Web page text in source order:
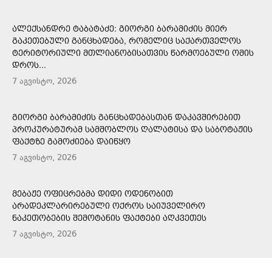
ᲐᲚᲔᲥᲡᲐᲜᲓᲠᲔ ᲢᲐᲑᲐᲢᲐᲫᲔ: ᲒᲘᲝᲠᲒᲘ ᲑᲐᲠᲐᲛᲘᲫᲘᲡ ᲛᲘᲔᲠ
ᲒᲐᲙᲔᲗᲔᲑᲣᲚᲘ ᲒᲐᲜᲪᲮᲐᲓᲔᲑᲐ, ᲠᲝᲛᲔᲚᲘᲪ ᲡᲐᲥᲐᲠᲗᲕᲔᲚᲝᲡ
ᲢᲔᲠᲘᲢᲝᲠᲘᲣᲚᲘ ᲛᲗᲚᲘᲐᲜᲝᲑᲘᲡᲐᲗᲕᲘᲡ ᲬᲐᲠᲛᲝᲔᲑᲣᲚᲘ ᲝᲛᲘᲡ
ᲓᲠᲝᲡ...
7 აგვისტო, 2026
ᲒᲘᲝᲠᲒᲘ ᲑᲐᲠᲐᲛᲘᲫᲘᲡ ᲒᲐᲜᲪᲮᲐᲓᲔᲑᲐᲡᲗᲐᲜ ᲓᲐᲙᲐᲕᲨᲘᲠᲔᲑᲘᲗ
ᲞᲠᲝᲙᲣᲠᲐᲢᲣᲠᲐᲛ ᲡᲐᲛᲨᲝᲑᲚᲝᲡ ᲦᲐᲚᲐᲢᲘᲡᲐ ᲓᲐ ᲡᲐᲑᲝᲢᲐᲟᲘᲡ
ᲤᲐᲥᲢᲖᲔ ᲒᲐᲛᲝᲫᲘᲔᲑᲐ ᲓᲐᲘᲬᲧᲝ
7 აგვისტო, 2026
ᲛᲔᲑᲐᲟᲔ ᲝᲤᲘᲪᲠᲔᲑᲛᲐ ᲓᲘᲓᲘ ᲝᲓᲔᲜᲝᲑᲘᲗ
ᲐᲠᲐᲓᲔᲙᲚᲐᲠᲘᲠᲔᲑᲣᲚᲘ ᲝᲥᲠᲝᲡ ᲡᲐᲘᲣᲕᲔᲚᲘᲠᲝ
ᲜᲐᲙᲔᲗᲝᲑᲔᲑᲘᲡ ᲨᲔᲛᲝᲢᲐᲜᲘᲡ ᲤᲐᲥᲢᲔᲑᲘ ᲐᲦᲙᲕᲔᲗᲔᲡ
7 აგვისტო, 2026